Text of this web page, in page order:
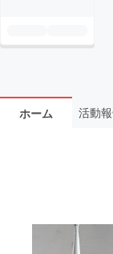
ホーム 活動